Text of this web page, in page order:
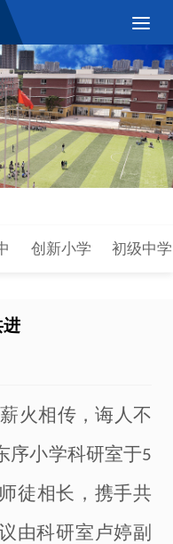
创新小学 初级中学
进
火相传，诲人不
序小学科研室于5
师徒相长，携手共
由科研室卢婷副